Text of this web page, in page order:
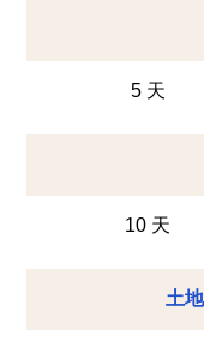
5 天
10 天
土